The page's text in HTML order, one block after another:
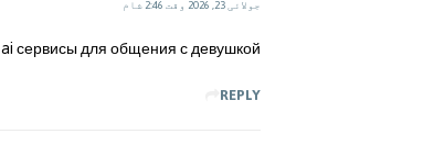
جولائی 23, 2026 وقت 2:46 شام
ai сервисы для общения с девушкой
REPLY